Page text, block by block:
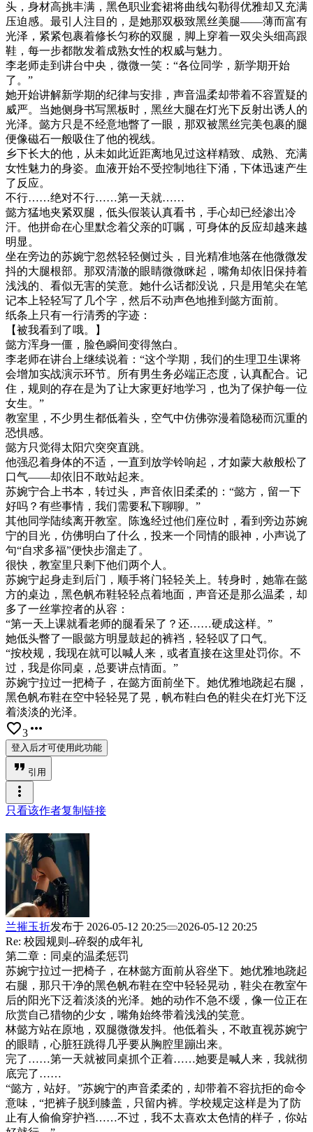
头，身材高挑丰满，黑色职业套裙将曲线勾勒得优雅却又充满
压迫感。最引人注目的，是她那双极致黑丝美腿——薄而富有
光泽，紧紧包裹着修长匀称的双腿，脚上穿着一双尖头细高跟
鞋，每一步都散发着成熟女性的权威与魅力。
李老师走到讲台中央，微微一笑：“各位同学，新学期开始
了。”
她开始讲解新学期的纪律与安排，声音温柔却带着不容置疑的
威严。当她侧身书写黑板时，黑丝大腿在灯光下反射出诱人的
光泽。懿方只是不经意地瞥了一眼，那双被黑丝完美包裹的腿
便像磁石一般吸住了他的视线。
乡下长大的他，从未如此近距离地见过这样精致、成熟、充满
女性魅力的身姿。血液开始不受控制地往下涌，下体迅速产生
了反应。
不行……绝对不行……第一天就……
懿方猛地夹紧双腿，低头假装认真看书，手心却已经渗出冷
汗。他拼命在心里默念着父亲的叮嘱，可身体的反应却越来越
明显。
坐在旁边的苏婉宁忽然轻轻侧过头，目光精准地落在他微微发
抖的大腿根部。那双清澈的眼睛微微眯起，嘴角却依旧保持着
浅浅的、看似无害的笑意。她什么话都没说，只是用笔尖在笔
记本上轻轻写了几个字，然后不动声色地推到懿方面前。
纸条上只有一行清秀的字迹：
【被我看到了哦。】
懿方浑身一僵，脸色瞬间变得煞白。
李老师在讲台上继续说着：“这个学期，我们的生理卫生课将
会增加实战演示环节。所有男生务必端正态度，认真配合。记
住，规则的存在是为了让大家更好地学习，也为了保护每一位
女生。”
教室里，不少男生都低着头，空气中仿佛弥漫着隐秘而沉重的
恐惧感。
懿方只觉得太阳穴突突直跳。
他强忍着身体的不适，一直到放学铃响起，才如蒙大赦般松了
口气——却依旧不敢站起来。
苏婉宁合上书本，转过头，声音依旧柔柔的：“懿方，留一下
好吗？有些事情，我们需要私下聊聊。”
其他同学陆续离开教室。陈逸经过他们座位时，看到旁边苏婉
宁的目光，仿佛明白了什么，投来一个同情的眼神，小声说了
句“自求多福”便快步溜走了。
很快，教室里只剩下他们两个人。
苏婉宁起身走到后门，顺手将门轻轻关上。转身时，她靠在懿
方的桌边，黑色帆布鞋轻轻点着地面，声音还是那么温柔，却
多了一丝掌控者的从容：
“第一天上课就看老师的腿看呆了？还……硬成这样。”
她低头瞥了一眼懿方明显鼓起的裤裆，轻轻叹了口气。
“按校规，我现在就可以喊人来，或者直接在这里处罚你。不
过，我是你同桌，总要讲点情面。”
苏婉宁拉过一把椅子，在懿方面前坐下。她优雅地跷起右腿，
黑色帆布鞋在空中轻轻晃了晃，帆布鞋白色的鞋尖在灯光下泛
着淡淡的光泽。
favorite_border3 more_horiz
登入后才可使用此功能
format_quote 引用
more_vert
只看该作者复制链接
兰摧玉折发布于 2026-05-12 20:25
2026-05-12 20:25
Re: 校园规则--碎裂的成年礼
第二章：同桌的温柔惩罚
苏婉宁拉过一把椅子，在林懿方面前从容坐下。她优雅地跷起
右腿，那只干净的黑色帆布鞋在空中轻轻晃动，鞋尖在教室午
后的阳光下泛着淡淡的光泽。她的动作不急不缓，像一位正在
欣赏自己猎物的少女，嘴角始终带着浅浅的笑意。
林懿方站在原地，双腿微微发抖。他低着头，不敢直视苏婉宁
的眼睛，心脏狂跳得几乎要从胸腔里蹦出来。
完了……第一天就被同桌抓个正着……她要是喊人来，我就彻
底完了……
“懿方，站好。”苏婉宁的声音柔柔的，却带着不容抗拒的命令
意味，“把裤子脱到膝盖，只留内裤。学校规定这样是为了防
止有人偷偷穿护裆……不过，我不太喜欢太色情的样子，你站